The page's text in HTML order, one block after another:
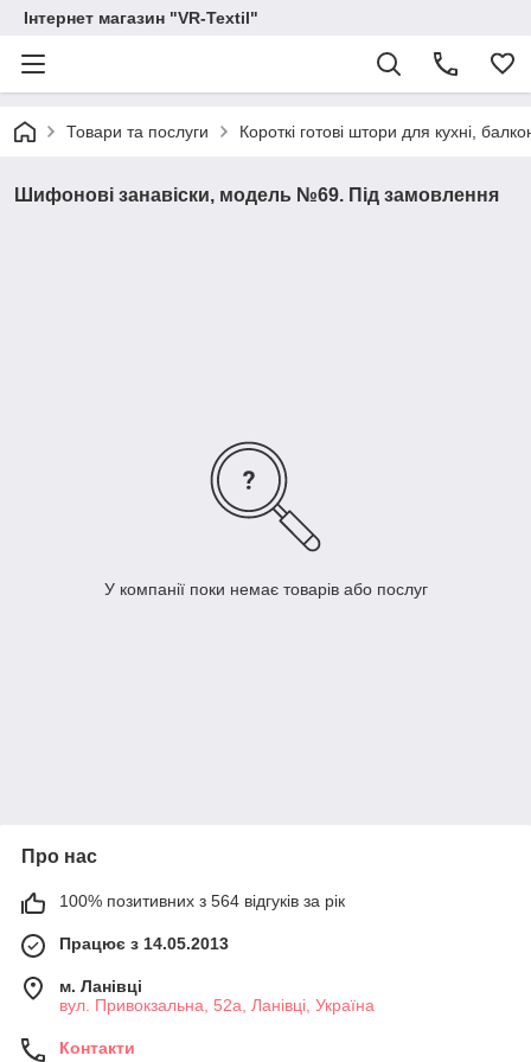
Інтернет магазин "VR-Textil"
Товари та послуги Короткі готові штори для кухні,
Шифонові занавіски, модель №69. Під замовлення
У компанії поки немає товарів або послуг
Про нас
100% позитивних з 564 відгуків за рік
Працює з 14.05.2013
м. Ланівці
вул. Привокзальна, 52а, Ланівці, Україна
Контакти